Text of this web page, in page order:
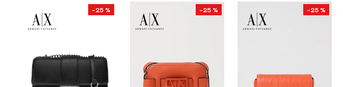
-25 % -25 % -25 %